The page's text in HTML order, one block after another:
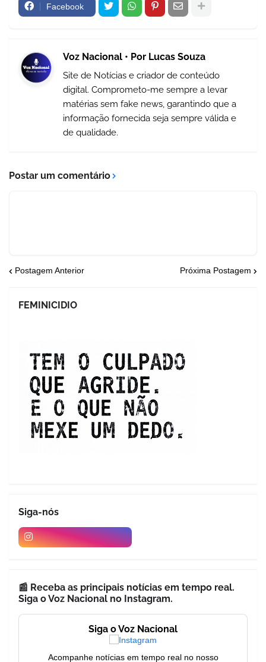
Facebook
Voz Nacional • Por Lucas Souza
Site de Notícias e criador de conteúdo
digital. Comprometo-me sempre a levar
matérias sem fake news, garantindo que a
informação fornecida seja sempre válida e
de qualidade.
Postar um comentário
Postagem Anterior Próxima Postagem
FEMINICIDIO
Siga-nós
📰 Receba as principais notícias em tempo real.
Siga o Voz Nacional no Instagram.
Siga o Voz Nacional
Acompanhe notícias em tempo real no nosso